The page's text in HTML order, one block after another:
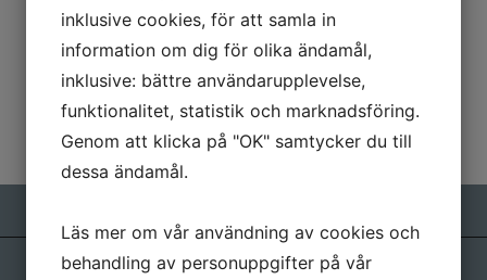
Kurser & Föredrag
Kurser
Föredrag
Villkor och Info
Kontakt
inklusive cookies, för att samla in
information om dig för olika ändamål,
inklusive: bättre användarupplevelse,
funktionalitet, statistik och marknadsföring.
Genom att klicka på "OK" samtycker du till
dessa ändamål.
Läs mer om vår användning av cookies och
behandling av personuppgifter på vår